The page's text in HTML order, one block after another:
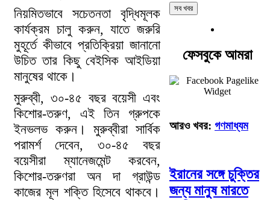
নিয়মিতভাবে সচেতনতা বৃদ্ধিমূলক
কার্যক্রম চালু করুন, যাতে জরুরি
মুহূর্তে কীভাবে প্রতিক্রিয়া জানানো
উচিত তার কিছু বেইসিক আইডিয়া
মানুষের থাকে।
মুরুব্বী, ৩০-৪৫ বছর বয়েসী এবং
কিশোর-তরুণ, এই তিন গ্রুপকে
ইনভলভ করুন। মুরুব্বীরা সার্বিক
পরামর্শ দেবেন, ৩০-৪৫ বছর
বয়েসীরা ম্যানেজমেন্ট করবেন,
কিশোর-তরুণরা অন দা গ্রাউন্ড
কাজের মূল শক্তি হিসেবে থাকবে।
সব খবর
ফেসবুকে আমরা
আরও খবর: গণমাধ্যম
ইরানের সঙ্গে চুক্তির
জন্য মানুষ মারতে